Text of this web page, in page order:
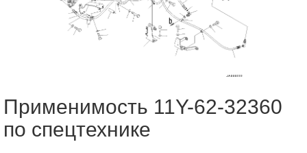
Применимость 11Y-62-32360
по спецтехнике